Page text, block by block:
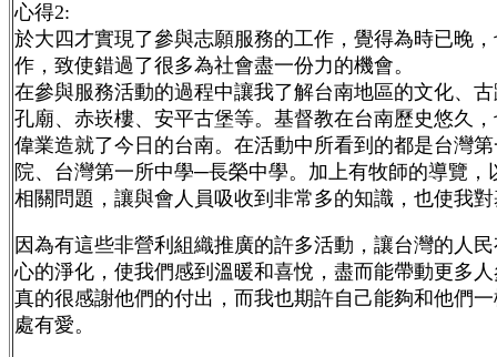
心得2:
於大四才實現了參與志願服務的工作，覺得為時已晚
作，致使錯過了很多為社會盡一份力的機會。
在參與服務活動的過程中讓我了解台南地區的文化、
孔廟、赤崁樓、安平古堡等。基督教在台南歷史悠久
偉業造就了今日的台南。在活動中所看到的都是台灣
院、台灣第一所中學─長榮中學。加上有牧師的導覽
相關問題，讓與會人員吸收到非常多的知識，也使我
因為有這些非營利組織推廣的許多活動，讓台灣的人
心的淨化，使我們感到溫暖和喜悅，盡而能帶動更多
真的很感謝他們的付出，而我也期許自己能夠和他們
處有愛。